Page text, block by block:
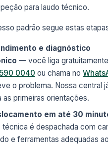
para laudo técnico.
padrão segue estas
e diagnóstico
— você liga
0040 ou chama no
o problema. Nossa central
as primeiras orientações.
em até 30
técnica é despachada com
e ferramentas adequadas